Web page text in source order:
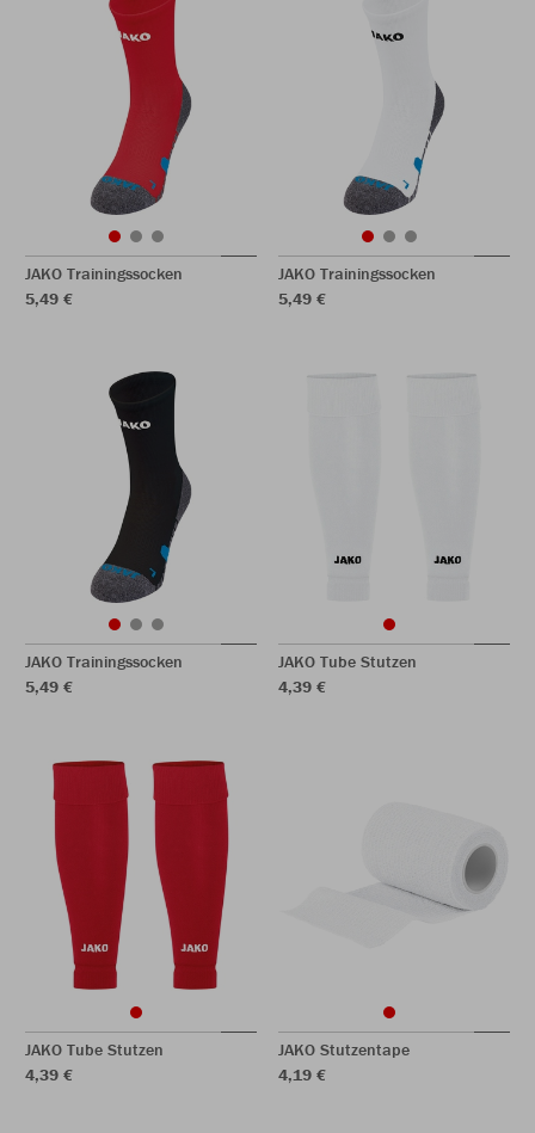
JAKO Trainingssocken
5,49 €
JAKO Trainingssocken
5,49 €
JAKO Trainingssocken
5,49 €
JAKO Tube Stutzen
4,39 €
JAKO Tube Stutzen
4,39 €
JAKO Stutzentape
4,19 €